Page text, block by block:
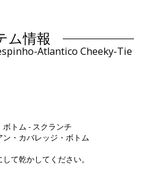
ム情報
Atlantico Cheeky-Tie
トム - スクランチ
・カバレッジ・ボトム
て乾かしてください。